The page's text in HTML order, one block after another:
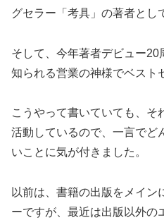
グセラー「考具」の著者とし
そして、今年著者デビュー20
知られる営業の神様でベスト
こうやって書いていても、そ
活動しているので、一言でど
いことに気が付きました。
以前は、書籍の出版をメイ
ーですが、最近は出版以外の